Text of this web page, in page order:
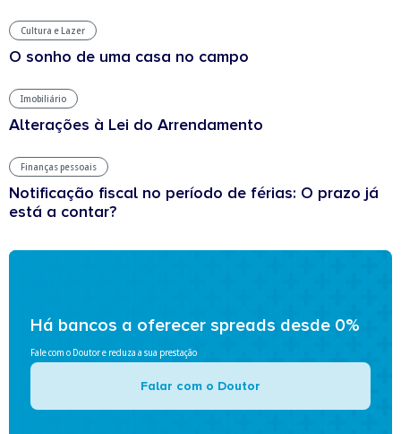
Cultura e Lazer
O sonho de uma casa no campo
Imobiliário
Alterações à Lei do Arrendamento
Finanças pessoais
Notificação fiscal no período de férias: O prazo já
está a contar?
Há bancos a oferecer spreads desde 0%
Fale com o Doutor e reduza a sua prestação
Falar com o Doutor